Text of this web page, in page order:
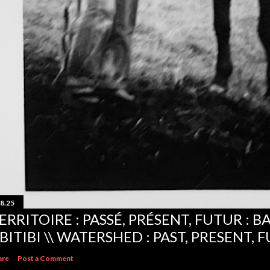
: PASSÉ, PRÉSENT, FUTUR :
\\ WATERSHED : PAST, PRESENT,
Post a Comment